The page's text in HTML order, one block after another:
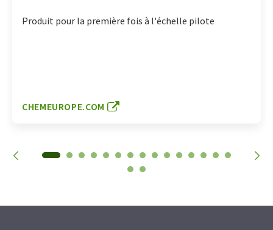
Produit pour la première fois à l'échelle pilote
CHEMEUROPE.COM